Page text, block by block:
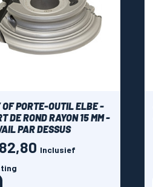
OF PORTE-OUTIL ELBE -
DE ROND RAYON 15 MM -
PAR DESSUS
Inclusief